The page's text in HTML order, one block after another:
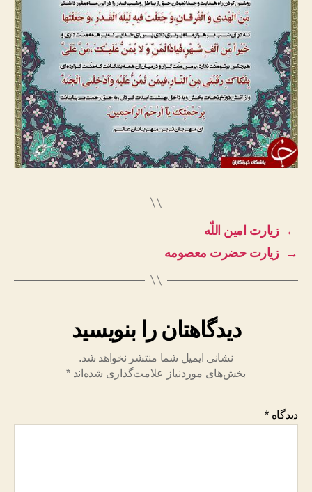
←
زیارت امین اللّٰه
→
زیارت حضرت معصومه
دیدگاهتان را بنویسید
نشانی ایمیل شما منتشر نخواهد شد.
بخش‌های موردنیاز علامت‌گذاری شده‌اند*
دیدگاه*